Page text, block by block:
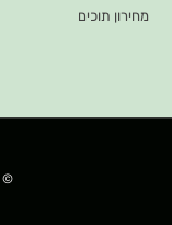
מחירון תוכים
©